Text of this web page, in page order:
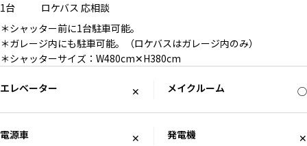
1台
ロケバス 応相談
＊シャッター前に1台駐車可能。
＊ガレージ内にも駐車可能。（ロケバスはガレージ内のみ）
＊シャッターサイズ：W480cm✕H380cm
エレベーター ✕ メイクルーム ◯
電源車 ✕ 発電機 ✕